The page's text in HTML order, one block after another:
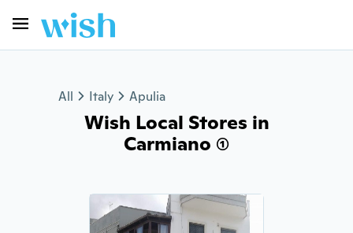
All Italy Apulia
Wish Local Stores in
Carmiano (1)